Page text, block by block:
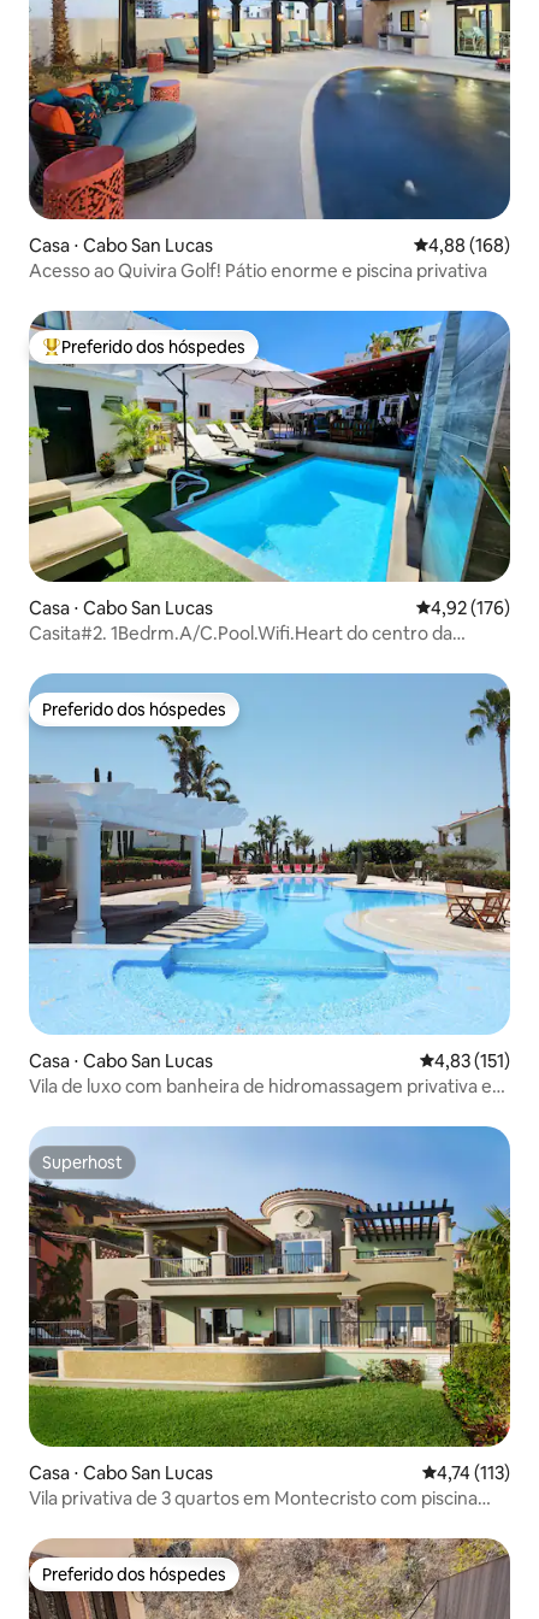
Casa ⋅ Cabo San Lucas 4,88 de uma
4,88 (168)
Acesso ao Quivira Golf! Pátio enorme e piscina privativa
Entre os melhores preferidos dos hóspedes
Preferido dos hóspedes
Casa ⋅ Cabo San Lucas 4,92 de uma
4,92 (176)
Casita#2. 1Bedrm.A/C.Pool.Wifi.Heart do centro da
Preferido dos hóspedes
Preferido dos hóspedes
Casa ⋅ Cabo San Lucas 4,83 de uma
4,83 (151)
Vila de luxo com banheira de hidromassagem privativa e
Superhost
Superhost
Casa ⋅ Cabo San Lucas 4,74 de uma
4,74 (113)
Vila privativa de 3 quartos em Montecristo com piscina
Preferido dos hóspedes
Preferido dos hóspedes